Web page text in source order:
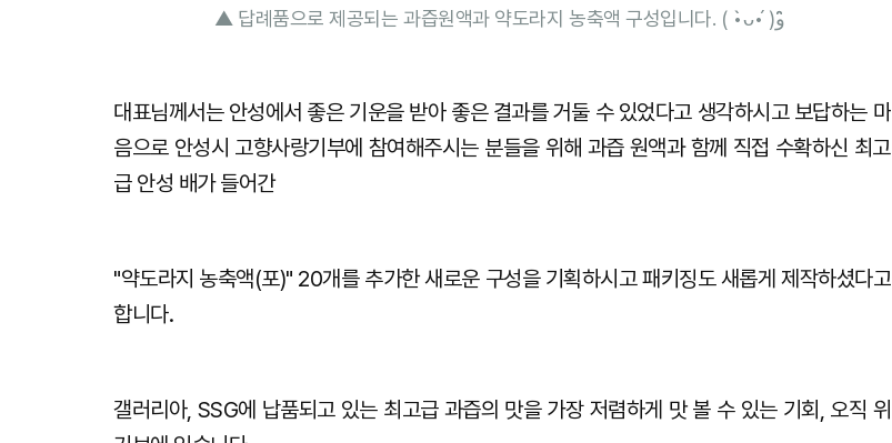
대표님께서는 안성에서 좋은 기운을 받아 좋은 결과를 거둘 수 있었다고 생각하시고 보답하는 마
음으로 안성시 고향사랑기부에 참여해주시는 분들을 위해 과즙 원액과 함께 직접 수확하신 최고
급 안성 배가 들어간
"약도라지 농축액(포)" 20개를 추가한 새로운 구성을 기획하시고 패키징도 새롭게 제작하셨다고
합니다.
갤러리아, SSG에 납품되고 있는 최고급 과즙의 맛을 가장 저렴하게 맛 볼 수 있는 기회, 오직 위